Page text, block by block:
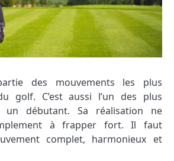
des mouvements les plus
golf. C’est aussi l’un des plus
un débutant. Sa réalisation ne
à frapper fort. Il faut
complet, harmonieux et